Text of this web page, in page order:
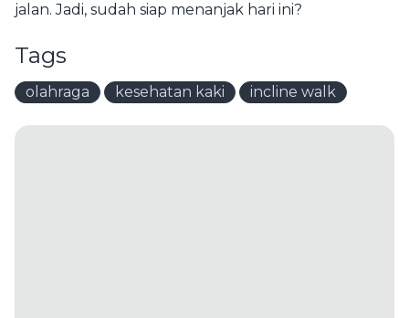
jalan. Jadi, sudah siap menanjak hari ini?
Tags
olahraga kesehatan kaki incline walk